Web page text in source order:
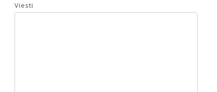
Viesti